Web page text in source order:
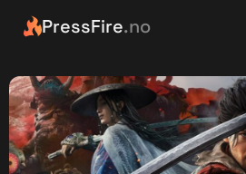
PressFire.no